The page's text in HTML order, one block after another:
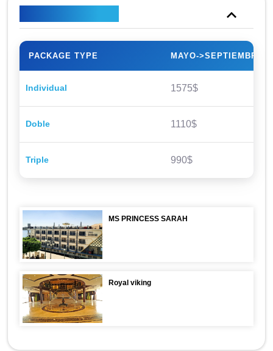
PACKAGE TYPE MAYO->SEPTIEMBRE
Individual 1575$
Doble 1110$
Triple 990$
MS PRINCESS SARAH
Royal viking